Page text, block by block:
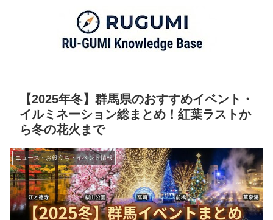
【2025年冬】群馬県のおすすめイベント・
イルミネーション総まとめ！紅葉ラストか
ら冬の花火まで
ニュース・お役立ち・イベント情報